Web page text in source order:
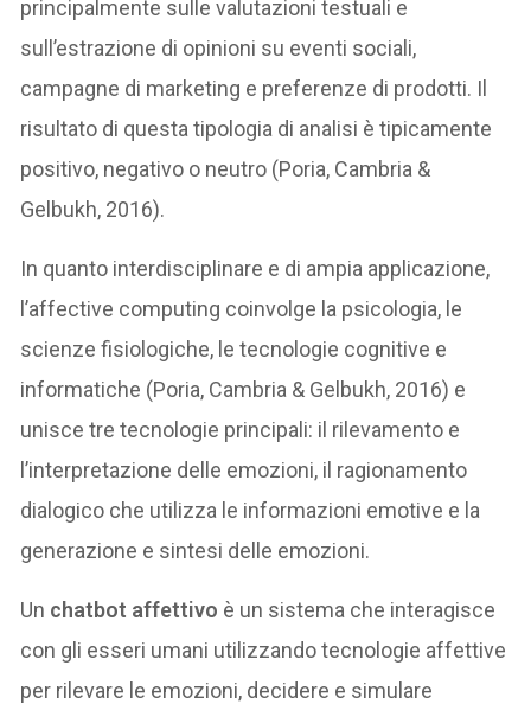
principalmente sulle valutazioni testuali e
sull’estrazione di opinioni su eventi sociali,
campagne di marketing e preferenze di prodotti. Il
risultato di questa tipologia di analisi è tipicamente
positivo, negativo o neutro (Poria, Cambria &
Gelbukh, 2016).
In quanto interdisciplinare e di ampia applicazione,
l’affective computing coinvolge la psicologia, le
scienze fisiologiche, le tecnologie cognitive e
informatiche (Poria, Cambria & Gelbukh, 2016) e
unisce tre tecnologie principali: il rilevamento e
l’interpretazione delle emozioni, il ragionamento
dialogico che utilizza le informazioni emotive e la
generazione e sintesi delle emozioni.
Un chatbot affettivo è un sistema che interagisce
con gli esseri umani utilizzando tecnologie affettive
per rilevare le emozioni, decidere e simulare